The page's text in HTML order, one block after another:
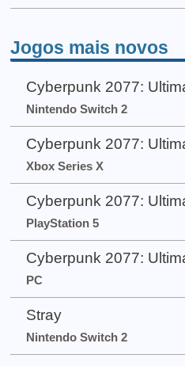
Jogos mais novos
Cyberpunk 2077:
Nintendo Switch 2
Cyberpunk 2077:
Xbox Series X
Cyberpunk 2077:
PlayStation 5
Cyberpunk 2077:
PC
Stray
Nintendo Switch 2